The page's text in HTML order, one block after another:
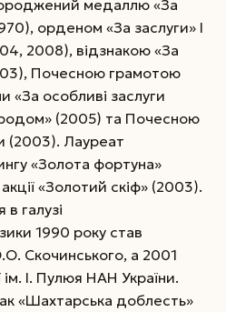
медаллю «За
орденом «За заслуги» І
2008), відзнакою «За
Почесною грамотою
«За особливі заслуги
(2005) та Почесною
(2003). Лауреат
«Золота фортуна»
«Золотий скіф» (2003).
галузі
1990 року став
Скочинського, а 2001
І. Пулюя НАН України.
«Шахтарська доблесть»